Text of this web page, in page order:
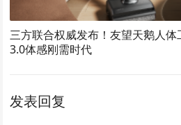
三方联合权威发布！友望天鹅人
3.0体感刚需时代
发表回复